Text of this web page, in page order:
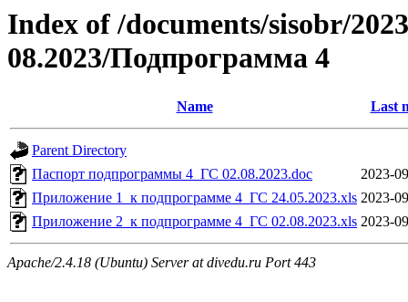
Index of /documents/sisobr/
08.2023/Подпрограмма 4
Name Last
Parent Directory
Паспорт подпрограммы 4_ГС 02.08.2023.doc
2023-
Приложение 1_к подпрограмме 4_ГС 24.05.2023.xls 2023-
Приложение 2_к подпрограмме 4_ГС 02.08.2023.xls 2023-
Apache/2.4.18 (Ubuntu) Server at divedu.ru Port 443